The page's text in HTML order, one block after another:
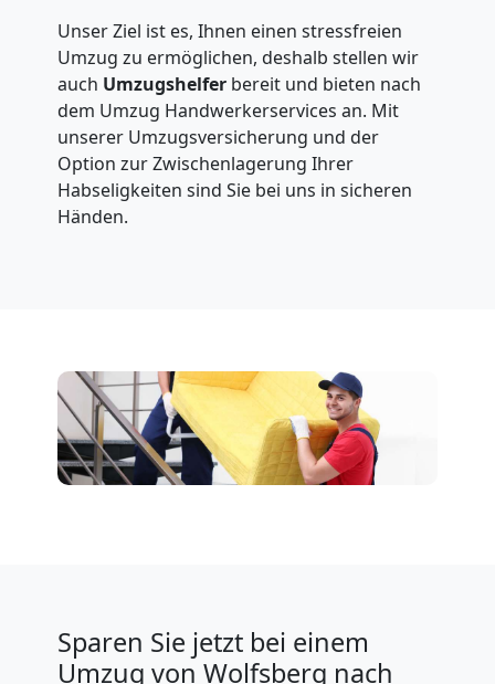
Unser Ziel ist es, Ihnen einen stressfreien
Umzug zu ermöglichen, deshalb stellen wir
auch Umzugshelfer bereit und bieten nach
dem Umzug Handwerkerservices an. Mit
unserer Umzugsversicherung und der
Option zur Zwischenlagerung Ihrer
Habseligkeiten sind Sie bei uns in sicheren
Händen.
Sparen Sie jetzt bei einem
Umzug von Wolfsberg nach